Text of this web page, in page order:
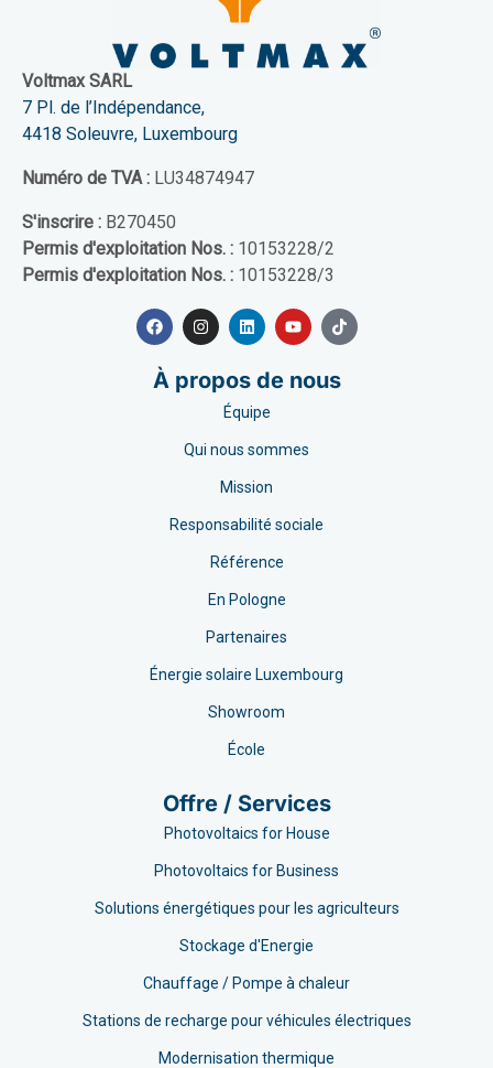
Voltmax SARL
7 Pl. de l’Indépendance,
4418 Soleuvre, Luxembourg
Numéro de TVA : LU34874947
S'inscrire : B270450
Permis d'exploitation Nos. : 10153228/2
Permis d'exploitation Nos. : 10153228/3
À propos de nous
Équipe
Qui nous sommes
Mission
Responsabilité sociale
Référence
En Pologne
Partenaires
Énergie solaire Luxembourg
Showroom
École
Offre / Services
Photovoltaics for House
Photovoltaics for Business
Solutions énergétiques pour les agriculteurs
Stockage d'Energie
Chauffage / Pompe à chaleur
Stations de recharge pour véhicules électriques
Modernisation thermique